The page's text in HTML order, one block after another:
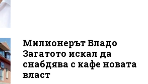
Милионерът Владо
Загатото искал да
снабдява с кафе новата
власт